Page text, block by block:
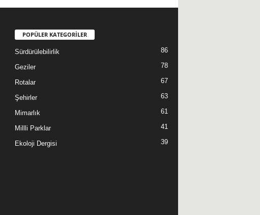
POPÜLER KATEGORİLER
Sürdürülebilirlik 86
Geziler 78
Rotalar 67
Şehirler 63
Mimarlık 61
Millli Parklar 41
Ekoloji Dergisi 39